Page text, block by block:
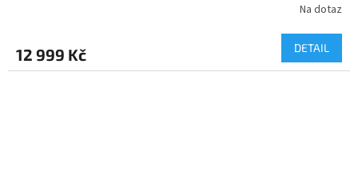
Na dotaz
12 999 Kč DETAIL